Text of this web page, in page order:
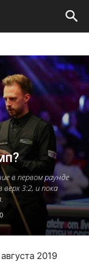
в первом раунде
3:2, и пока
0
2019